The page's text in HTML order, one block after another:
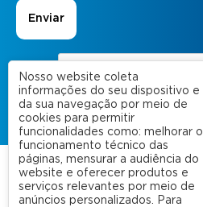
Nosso website coleta
informações do seu dispositivo e
da sua navegação por meio de
cookies para permitir
funcionalidades como: melhorar o
funcionamento técnico das
páginas, mensurar a audiência do
website e oferecer produtos e
serviços relevantes por meio de
anúncios personalizados. Para